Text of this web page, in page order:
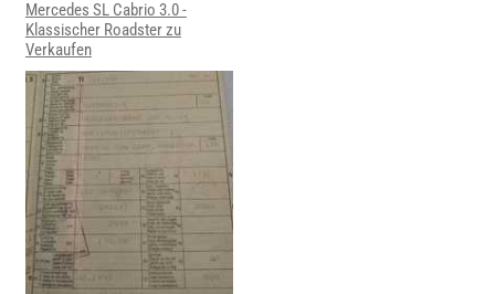
Mercedes SL Cabrio 3.0 -
Klassischer Roadster zu
Verkaufen